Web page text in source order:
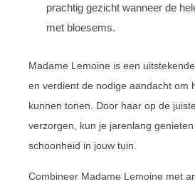
prachtig gezicht wanneer de
met bloesems.
Madame Lemoine is een
en verdient de nodige aandacht om
kunnen tonen. Door haar op de
verzorgen, kun je jarenlang
schoonheid in jouw tuin.
Combineer Madame Lemoine met